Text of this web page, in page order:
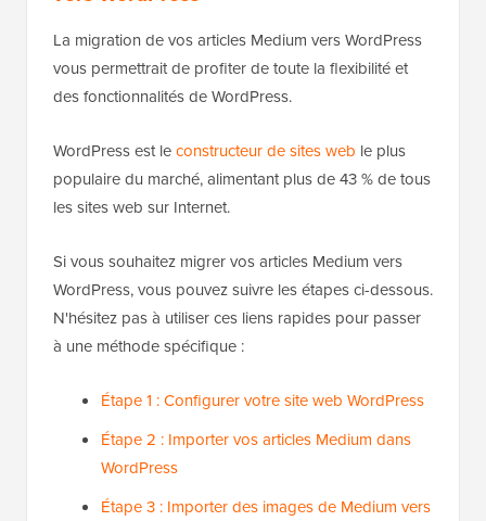
La migration de vos articles Medium vers WordPress
vous permettrait de profiter de toute la flexibilité et
des fonctionnalités de WordPress.
WordPress est leconstructeur de sites web le plus
populaire du marché, alimentant plus de 43 % de tous
les sites web sur Internet.
Si vous souhaitez migrer vos articles Medium vers
WordPress, vous pouvez suivre les étapes ci-dessous.
N'hésitez pas à utiliser ces liens rapides pour passer
à une méthode spécifique :
Étape 1 : Configurer votre site web WordPress
Étape 2 : Importer vos articles Medium dans
WordPress
Étape 3 : Importer des images de Medium vers